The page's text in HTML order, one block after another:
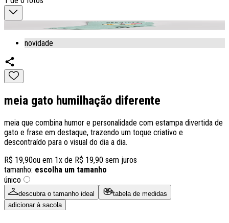
novidade
meia gato humilhação diferente
meia que combina humor e personalidade com estampa divertida de
gato e frase em destaque, trazendo um toque criativo e
descontraído para o visual do dia a dia.
R$ 19,90ou em 1x de R$ 19,90 sem juros
tamanho: escolha um tamanho
único
descubra o tamanho ideal
tabela de medidas
adicionar à sacola